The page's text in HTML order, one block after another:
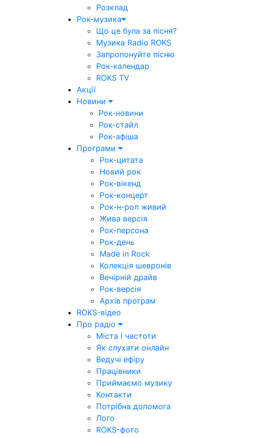
Розклад
Рок-музика
Що це була за пісня?
Музика Radio ROKS
Запропонуйте пісню
Рок-календар
ROKS TV
Акції
Новини
Рок-новини
Рок-стайл
Рок-афіша
Програми
Рок-цитата
Новий рок
Рок-вікенд
Рок-концерт
Рок-н-рол живий
Жива версія
Рок-персона
Рок-день
Made in Rock
Колекція шевронів
Вечірній драйв
Рок-версія
Архів програм
ROKS-відео
Про радіо
Міста і частоти
Як слухати онлайн
Ведучі ефіру
Працівники
Приймаємо музику
Контакти
Потрібна допомога
Лого
ROKS-фото